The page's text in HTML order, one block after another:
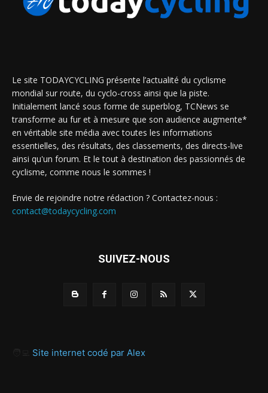
Le site TODAYCYCLING présente l’actualité du cyclisme
mondial sur route, du cyclo-cross ainsi que la piste.
Initialement lancé sous forme de superblog, TCNews se
transforme au fur et à mesure que son audience augmente*
en véritable site média avec toutes les informations
essentielles, des résultats, des classements, des directs-live
ainsi qu'un forum. Et le tout à destination des passionnés de
cyclisme, comme nous le sommes !
Envie de rejoindre notre rédaction ? Contactez-nous :
contact@todaycycling.com
SUIVEZ-NOUS
Site internet codé par Alex